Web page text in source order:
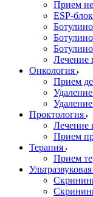
Прием
ESP-
Лечение
Онкология
Прием
Проктология
Лечение
Прием
Терапия
Прием